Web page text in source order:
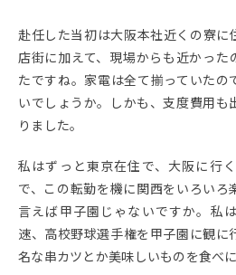
赴任した当初は大阪本社近くの寮に
店街に加えて、現場からも近かった
たですね。家電は全て揃っていたの
いでしょうか。しかも、支度費用も
りました。
私はずっと東京在住で、大阪に行
で、この転勤を機に関西をいろいろ
言えば甲子園じゃないですか。私
速、高校野球選手権を甲子園に観に
名な串カツとか美味しいものを食べ